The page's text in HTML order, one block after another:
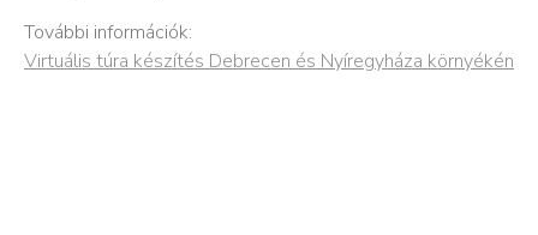
További információk:
Virtuális túra készítés Debrecen és Nyíregyháza környékén